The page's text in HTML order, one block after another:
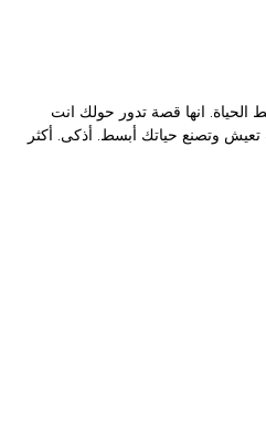
انها قصة تدور حولك انت
وتصنع حياتك أبسط. أذكى. أكثر